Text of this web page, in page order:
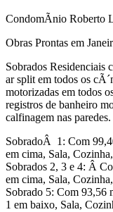
CondomÃ­nio Roberto
Obras Prontas em
Sobrados Residenciais
ar split em todos os
motorizadas em todos
registros de banheiro
calfinagem nas paredes.
SobradoÂ 1: Com
em cima, Sala,
Sobrados 2, 3 e 4: Â
em cima, Sala,
Sobrado 5: Com 93,56
1 em baixo, Sala,